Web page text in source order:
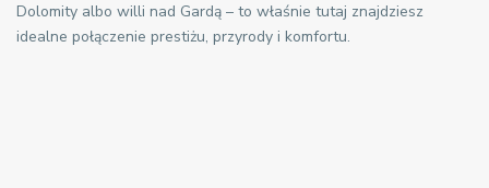
Dolomity albo willi nad Gardą – to właśnie tutaj znajdziesz
idealne połączenie prestiżu, przyrody i komfortu.